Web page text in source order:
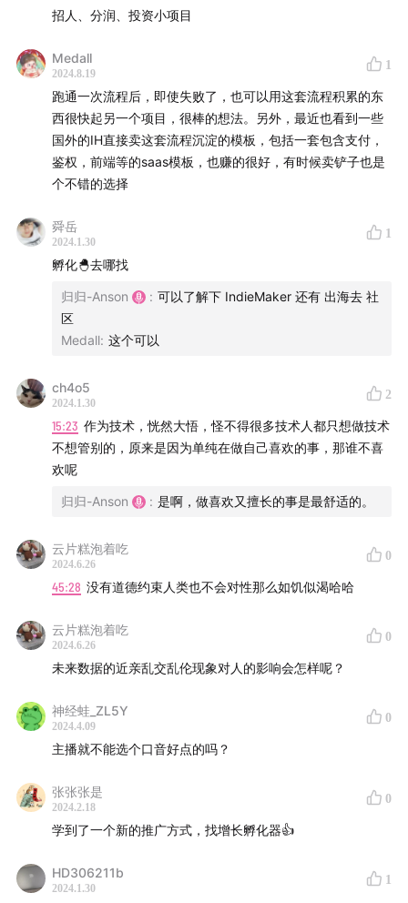
官网：
hardhacker.com
用爱发电不容易，请我们喝咖啡☕️：
公众号/小红书：硬地骇客
商务合作：hardhackerlabs@gmail.com
招人、分润、投资小项目
Medall
2024.8.19
1
跑通一次流程后，即使失败了，也可以用这套流程积累的东
西很快起另一个项目，很棒的想法。另外，最近也看到一些
国外的IH直接卖这套流程沉淀的模板，包括一套包含支付，
鉴权，前端等的saas模板，也赚的很好，有时候卖铲子也是
个不错的选择
舜岳
2024.1.30
1
孵化🐣去哪找
归归-Anson : 可以了解下 IndieMaker 还有 出海去 社
区
Medall: 这个可以
ch4o5
2024.1.30
2
15:23
不想管别的，原来是因为单纯在做自己喜欢的事，那谁不喜
欢呢
归归-Anson : 是啊，做喜欢又擅长的事是最舒适的。
云片糕泡着吃
2024.6.26
0
45:28 没有道德约束人类也不会对性那么如饥似渴哈哈
云片糕泡着吃
2024.6.26
0
未来数据的近亲乱交乱伦现象对人的影响会怎样呢？
神经蛙_ZL5Y
2024.4.09
0
主播就不能选个口音好点的吗？
张张张是
2024.2.18
0
学到了一个新的推广方式，找增长孵化器👍
HD306211b
2024.1.30
1